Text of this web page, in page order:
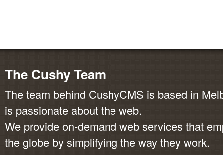
The Cushy Team
The team behind CushyCMS is based in
is passionate about the web.
We provide on-demand web services that
the globe by simplifying the way they work.